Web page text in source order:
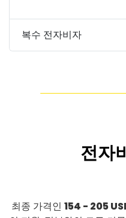
복수 전자비자
전자
최종 가격인 154 - 205